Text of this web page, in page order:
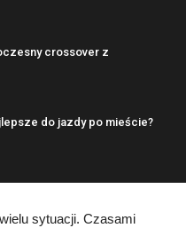
crossover z
do jazdy po mieście?
sytuacji. Czasami